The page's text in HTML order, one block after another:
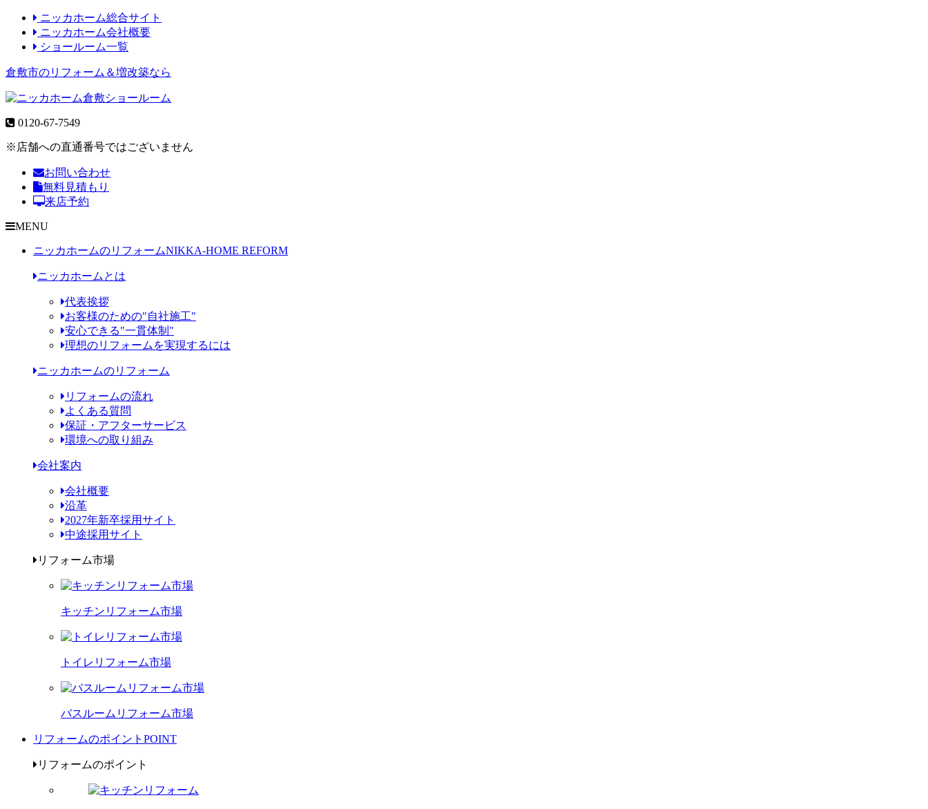
ニッカホーム総合サイト
ニッカホーム会社概要
ショールーム一覧
倉敷市のリフォーム＆増改築なら
0120-67-7549
※店舗への直通番号ではございません
お問い合わせ
無料見積もり
来店予約
MENU
ニッカホームのリフォームNIKKA-HOME REFORM
ニッカホームとは
代表挨拶
お客様のための"自社施工"
安心できる"一貫体制"
理想のリフォームを実現するには
ニッカホームのリフォーム
リフォームの流れ
よくある質問
保証・アフターサービス
環境への取り組み
会社案内
会社概要
沿革
2027年新卒採用サイト
中途採用サイト
リフォーム市場
キッチンリフォーム市場
トイレリフォーム市場
バスルームリフォーム市場
リフォームのポイント POINT
リフォームのポイント